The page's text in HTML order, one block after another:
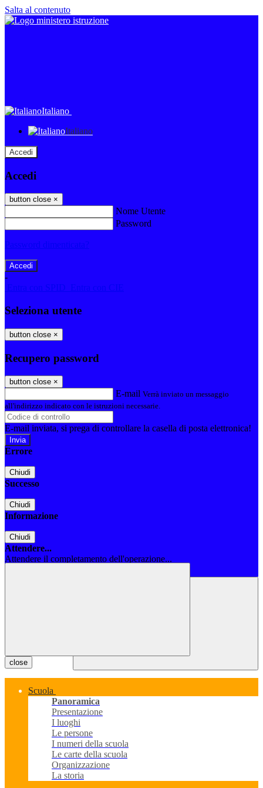
Salta al contenuto
Italiano
Italiano
Accedi
Accedi
button close ×
Nome Utente
Password
Password dimenticata?
-
Entra con SPID
Entra con CIE
Seleziona utente
button close ×
Recupero password
button close ×
E-mail Verrà inviato un messaggio
all'indirizzo indicato con le istruzioni necessarie.
E-mail inviata, si prega di controllare la casella di posta elettronica!
Errore
Chiudi
Successo
Chiudi
Informazione
Chiudi
Attendere...
Attendere il completamento dell'operazione...
close
Scuola
Panoramica
Presentazione
I luoghi
Le persone
I numeri della scuola
Le carte della scuola
Organizzazione
La storia